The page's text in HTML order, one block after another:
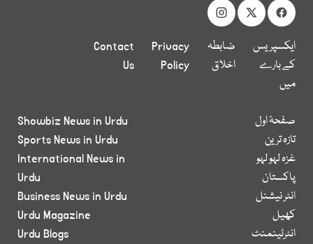
ایکسپریس
کے بارے
میں
ضابطہ
اخلاق
Privacy
Policy
Contact
Us
صفحۂ اول
تازہ ترین
غزہ لہو لہو
پاکستان
انٹر نیشنل
کھیل
انٹرٹینمنٹ
Showbiz News in Urdu
Sports News in Urdu
International News in
Urdu
Business News in Urdu
Urdu Magazine
Urdu Blogs